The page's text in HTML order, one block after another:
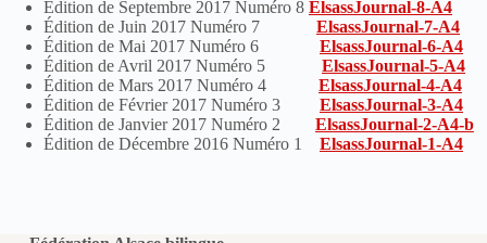
Edition de Septembre 2017 Numéro 8 ElsassJournal-8-A4
Édition de Juin 2017 Numéro 7
ElsassJournal-7-A4
Édition de Mai 2017 Numéro 6
ElsassJournal-6-A4
Édition de Avril 2017 Numéro 5 ElsassJournal-5-A4
Édition de Mars 2017 Numéro 4 ElsassJournal-4-A4
Édition de Février 2017 Numéro 3 ElsassJournal-3-A4
Édition de Janvier 2017 Numéro 2 ElsassJournal-2-A4-b
Édition de Décembre 2016 Numéro 1 ElsassJournal-1-A4